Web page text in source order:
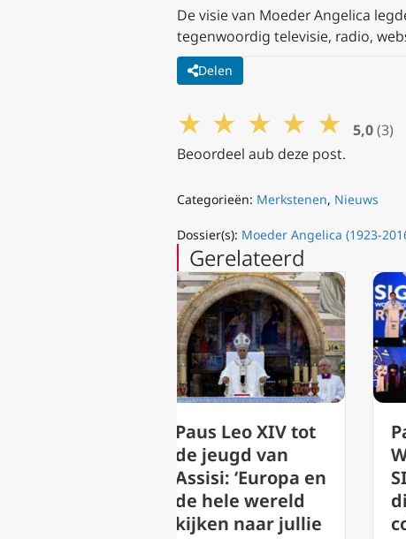
De visie van Moeder Angelica
tegenwoordig televisie, radio,
Delen
★ ★ ★ ★ ★ 5,0 (3)
Beoordeel aub deze post.
Categorieën: Merkstenen, Nieuws
Dossier(s): Moeder Angelica (1923-
Gerelateerd
Paus tot
Wereldcongres
SIGNIS: Omarm
digitale
communicatie